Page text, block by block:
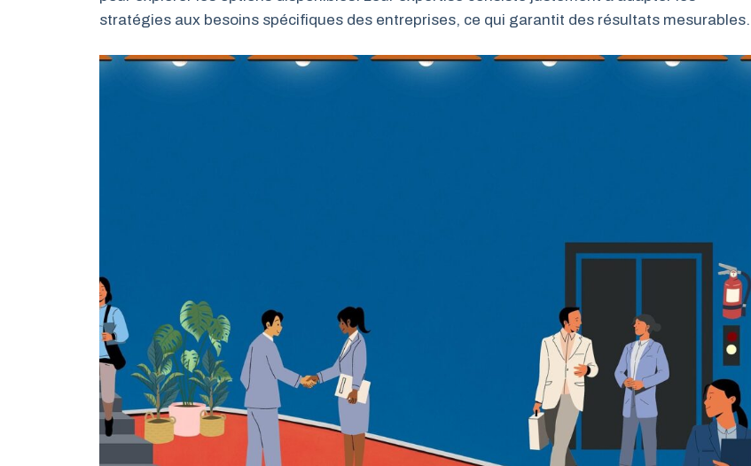
stratégies aux besoins spécifiques des entreprises, ce qui garantit des résultats mesurables.